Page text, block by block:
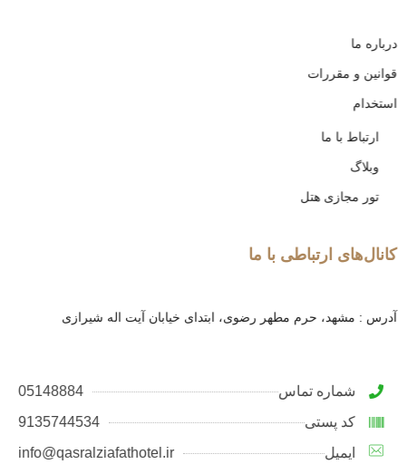
کانال‌های ارتباطی با ما
آدرس : مشهد، حرم مطهر رضوی، ابتدای خیابان آیت اله شیرازی
شماره تماس
05148884
کد پستی
9135744534
ایمیل
info@qasralziafathotel.ir
درباره ما
قوانین و مقررات
استخدام
ارتباط با ما
وبلاگ
تور مجازی هتل